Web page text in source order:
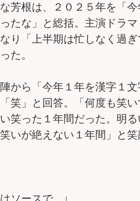
芳根は、２０２５年を「
たな」と総括。主演ドラ
り「上半期は忙しなく過
た。
から「今年１年を漢字１文
笑」と回答。「何度も笑い
笑った１年間だった。明
いが絶えない１年間」と笑
ソースで。↓